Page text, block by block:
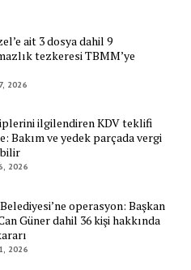
ait 3 dosya dahil 9
tezkeresi TBMM’ye
2026
ilgilendiren KDV teklifi
Bakım ve yedek parçada vergi
2026
operasyon: Başkan
Güner dahil 36 kişi hakkında
2026